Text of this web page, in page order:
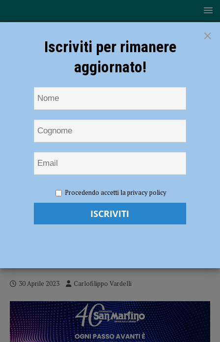
Bakery Piacenza regola San Miniato, ma per il quarto posto non c’è più
Serie B – La Bakery Piacenza regola San
30 Aprile 2023 Carlofilippo Vardelli
×
Iscriviti per rimanere
aggiornato!
Procedendo accetti la privacy policy